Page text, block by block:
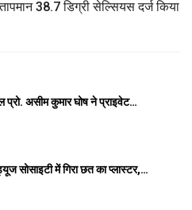
38.7 डिग्री सेल्सियस दर्ज किया
प्रो. असीम कुमार घोष ने प्राइवेट…
सोसाइटी में गिरा छत का प्लास्टर,…